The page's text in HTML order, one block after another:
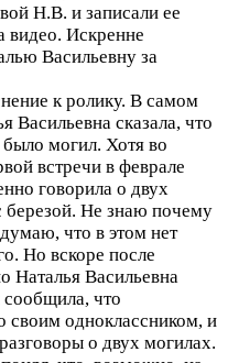
Н.В. и записали ее
видео. Искренне
Васильевну за
к ролику. В самом
Васильевна сказала, что
было могил. Хотя во
встречи в феврале
говорила о двух
березой. Не знаю почему
что в этом нет
Но вскоре после
Наталья Васильевна
что
своим одноклассником, и
о двух могилах.